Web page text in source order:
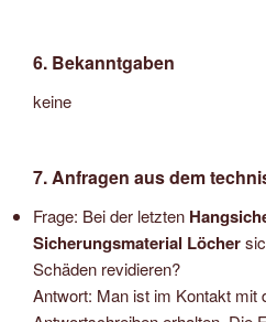
6. Bekanntgaben
keine
7. Anfragen aus dem
Frage: Bei der letzten
Sicherungsmaterial Löcher
Schäden revidieren?
Antwort: Man ist im Kontakt mit